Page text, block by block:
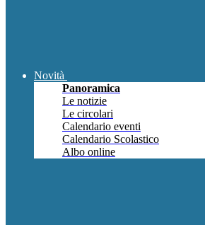
Novità
Panoramica
Le notizie
Le circolari
Calendario eventi
Calendario Scolastico
Albo online